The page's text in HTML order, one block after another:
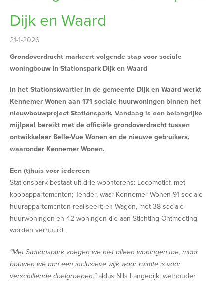
Dijk en Waard
21-1-2026
Grondoverdracht markeert volgende stap voor sociale
woningbouw in Stationspark Dijk en Waard
In het Stationskwartier in de gemeente Dijk en Waard werkt
Kennemer Wonen aan 171 sociale huurwoningen binnen het
nieuwbouwproject Stationspark. Vandaag is een belangrijke
mijlpaal bereikt met de officiële grondoverdracht tussen
ontwikkelaar Belle-Vue Wonen en de nieuwe gebruikers,
waaronder Kennemer Wonen.
Een (t)huis voor iedereen
Stationspark bestaat uit drie woontorens: Locomotief, met
koopappartementen; Tender, waar Kennemer Wonen 91 sociale
huurappartementen realiseert; en Wagon, met 38 sociale
huurwoningen en 42 woningen die aan Stichting Ontmoeting
worden verhuurd.
“Met Stationspark voegen we niet alleen woningen toe, maar
bouwen we aan een inclusieve wijk waar ruimte is voor
verschillende doelgroepen,”aldus Nils Langedijk, wethouder